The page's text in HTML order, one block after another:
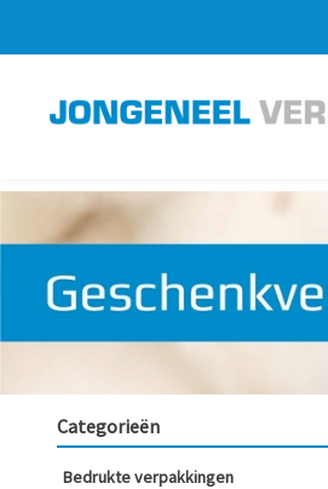
Categorieën
Bedrukte verpakkingen